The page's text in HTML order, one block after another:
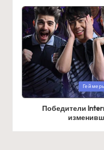
Posted
in
Победители